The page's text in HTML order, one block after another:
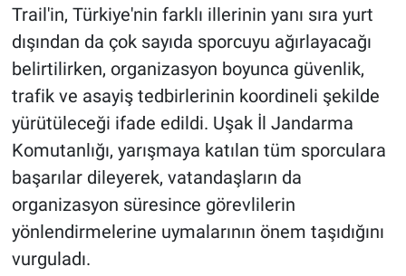
Trail'in, Türkiye'nin farklı illerinin yanı sıra yurt
dışından da çok sayıda sporcuyu ağırlayacağı
belirtilirken, organizasyon boyunca güvenlik,
trafik ve asayiş tedbirlerinin koordineli şekilde
yürütüleceği ifade edildi. Uşak İl Jandarma
Komutanlığı, yarışmaya katılan tüm sporculara
başarılar dileyerek, vatandaşların da
organizasyon süresince görevlilerin
yönlendirmelerine uymalarının önem taşıdığını
vurguladı.